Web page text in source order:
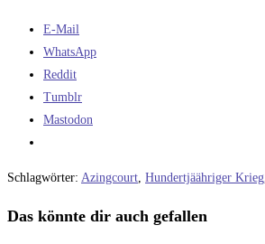
E-Mail
WhatsApp
Reddit
Tumblr
Mastodon
Schlagwörter: Azingcourt Hundertjäähriger Krieg
Das könnte dir auch gefallen